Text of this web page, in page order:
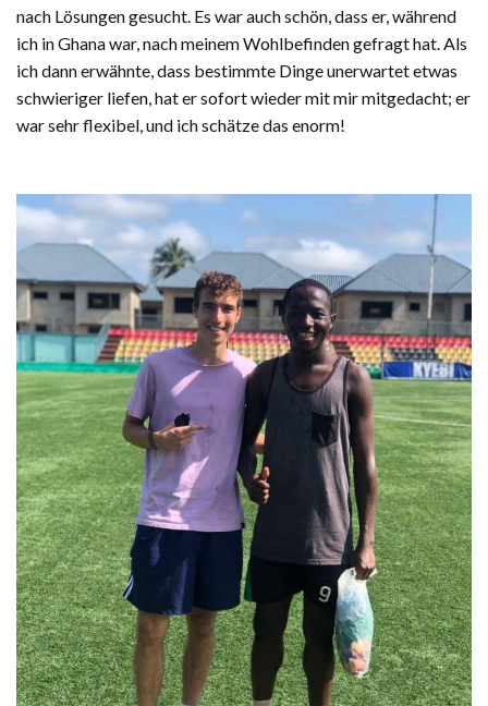
nach Lösungen gesucht. Es war auch schön, dass er, während
ich in Ghana war, nach meinem Wohlbefinden gefragt hat. Als
ich dann erwähnte, dass bestimmte Dinge unerwartet etwas
schwieriger liefen, hat er sofort wieder mit mir mitgedacht; er
war sehr flexibel, und ich schätze das enorm!